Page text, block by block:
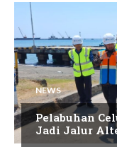
NEWS
Pelabuhan
Jadi Jalur